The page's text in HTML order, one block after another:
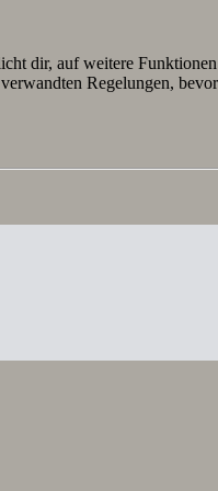
dir, auf weitere
Regelungen,